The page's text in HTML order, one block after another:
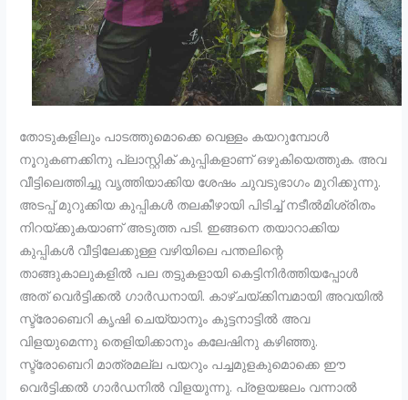
തോടുകളിലും പാടത്തുമൊക്കെ വെള്ളം കയറുമ്പോൾ
നൂറുകണക്കിനു പ്ലാസ്റ്റിക് കുപ്പികളാണ് ഒഴുകിയെത്തുക. അവ
വീട്ടിലെത്തിച്ചു വൃത്തിയാക്കിയ ശേഷം ചുവടുഭാഗം മുറിക്കുന്നു.
അടപ്പ് മുറുക്കിയ കുപ്പികൾ തലകീഴായി പിടിച്ച് നടീൽമിശ്രിതം
നിറയ്ക്കുകയാണ് അടുത്ത പടി. ഇങ്ങനെ തയാറാക്കിയ
കുപ്പികൾ വീട്ടിലേക്കുള്ള വഴിയിലെ പന്തലിന്റെ
താങ്ങുകാലുകളിൽ പല തട്ടുകളായി കെട്ടിനിർത്തിയപ്പോൾ
അത് വെർട്ടിക്കൽ ഗാർഡനായി. കാഴ്ചയ്ക്കിമ്പമായി അവയിൽ
സ്ട്രോബെറി കൃഷി ചെയ്യാനും കുട്ടനാട്ടിൽ അവ
വിളയുമെന്നു തെളിയിക്കാനും കലേഷിനു കഴിഞ്ഞു.
സ്ട്രോബെറി മാത്രമല്ല പയറും പച്ചമുളകുമൊക്കെ ഈ
വെർട്ടിക്കൽ ഗാർഡനിൽ വിളയുന്നു. പ്രളയജലം വന്നാൽ